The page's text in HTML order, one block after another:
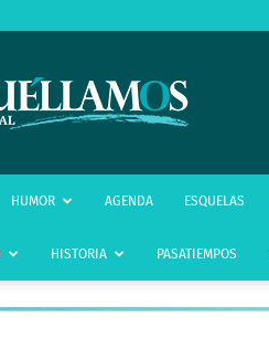
infoSocuéllamos
HUMOR AGENDA ESQUELAS
HISTORIA PASATIEMPOS